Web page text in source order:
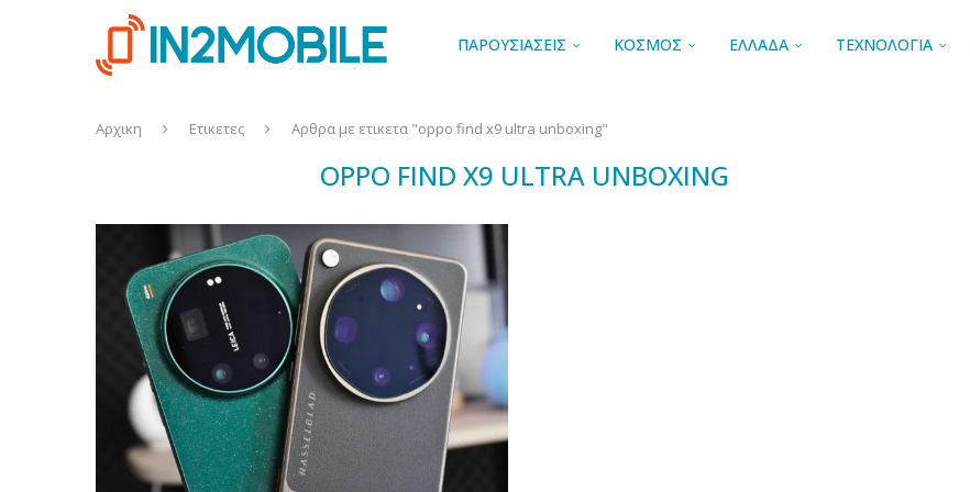
ΠΑΡΟΥΣΙΑΣΕΙΣ ΚΟΣΜΟΣ ΕΛΛΑΔΑ ΤΕΧΝΟΛΟΓΙΑ
Αρχικη Ετικετες Αρθρα με ετικετα "oppo find x9 ultra unboxing"
OPPO FIND X9 ULTRA UNBOXING